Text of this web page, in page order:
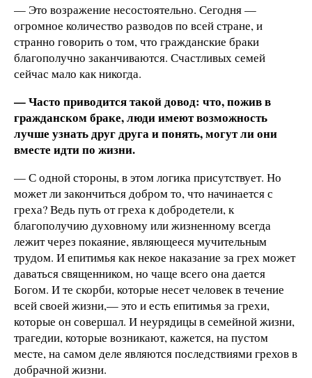
— Это возражение несостоятельно. Сегодня —
огромное количество разводов по всей стране, и
странно говорить о том, что гражданские браки
благополучно заканчиваются. Счастливых семей
сейчас мало как никогда.
— Часто приводится такой довод: что, пожив в
гражданском браке, люди имеют возможность
лучше узнать друг друга и понять, могут ли они
вместе идти по жизни.
— С одной стороны, в этом логика присутствует. Но
может ли закончиться добром то, что начинается с
греха? Ведь путь от греха к добродетели, к
благополучию духовному или жизненному всегда
лежит через покаяние, являющееся мучительным
трудом. И епитимья как некое наказание за грех может
даваться священником, но чаще всего она дается
Богом. И те скорби, которые несет человек в течение
всей своей жизни,— это и есть епитимья за грехи,
которые он совершал. И неурядицы в семейной жизни,
трагедии, которые возникают, кажется, на пустом
месте, на самом деле являются последствиями грехов в
добрачной жизни.